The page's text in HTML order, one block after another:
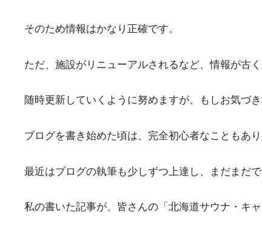
そのため情報はかなり正確です。
ただ、施設がリニューアルされるなど、情報が古
随時更新していくように努めますが、もしお気づ
ブログを書き始めた頃は、完全初心者なこともあ
最近はブログの執筆も少しずつ上達し、まだまだ
私の書いた記事が、皆さんの「北海道サウナ・キ